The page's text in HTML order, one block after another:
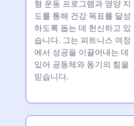
형 운동 프로그램과 영양 지
도를 통해 건강 목표를 달성
하도록 돕는 데 헌신하고 있
습니다. 그는 피트니스 여정
에서 성공을 이끌어내는 데
있어 공동체와 동기의 힘을
믿습니다.